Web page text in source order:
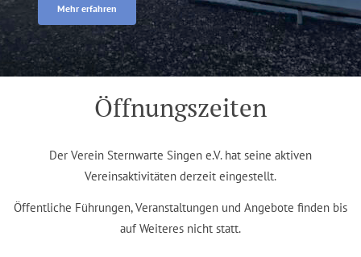
Mehr erfahren
Öffnungszeiten
Der Verein Sternwarte Singen e.V. hat seine aktiven
Vereinsaktivitäten derzeit eingestellt.
Öffentliche Führungen, Veranstaltungen und Angebote finden bis
auf Weiteres nicht statt.